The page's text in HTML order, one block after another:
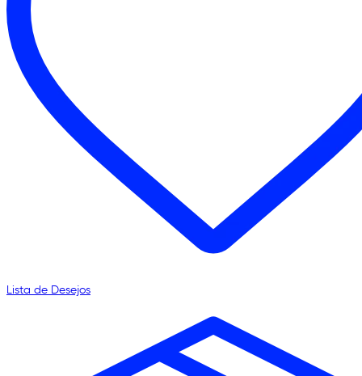
Lista de Desejos